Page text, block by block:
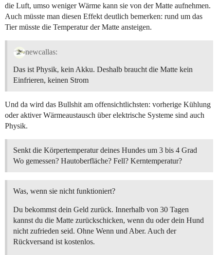
die Luft, umso weniger Wärme kann sie von der Matte aufnehmen.
Auch müsste man diesen Effekt deutlich bemerken: rund um das
Tier müsste die Temperatur der Matte ansteigen.
newcallas:
Das ist Physik, kein Akku. Deshalb braucht die Matte kein
Einfrieren, keinen Strom
Und da wird das Bullshit am offensichtlichsten: vorherige Kühlung
oder aktiver Wärmeaustausch über elektrische Systeme sind auch
Physik.
Senkt die Körpertemperatur deines Hundes um 3 bis 4 Grad
Wo gemessen? Hautoberfläche? Fell? Kerntemperatur?
Was, wenn sie nicht funktioniert?
Du bekommst dein Geld zurück. Innerhalb von 30 Tagen
kannst du die Matte zurückschicken, wenn du oder dein Hund
nicht zufrieden seid. Ohne Wenn und Aber. Auch der
Rückversand ist kostenlos.